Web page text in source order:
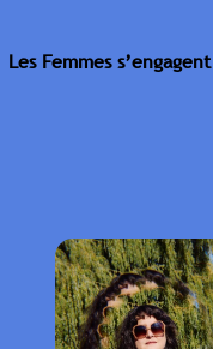
Les Femmes s’engagent